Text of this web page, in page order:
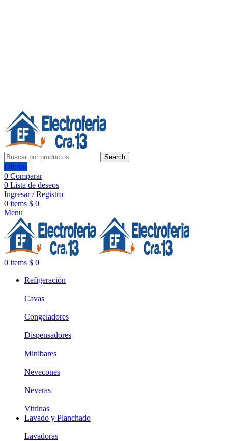
Search
Ofertas
0 Comparar
0 Lista de deseos
Ingresar / Registro
0 items $ 0
Menu
0 items $ 0
Refigeración
Cavas
Congeladores
Dispensadores
Minibares
Nevecones
Neveras
Vitrinas
Lavado y Planchado
Lavadoras